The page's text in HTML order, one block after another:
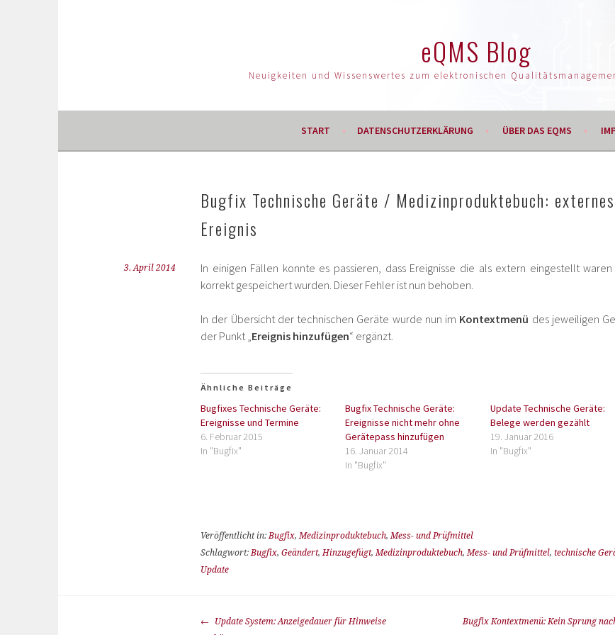
eQMS Blog
Neuigkeiten und Wissenswertes zum elektronischen
START DATENSCHUTZERKLÄRUNG ÜBER DAS EQMS
Bugfix Technische Geräte / Medizinproduktebuch: externes
Ereignis
3. April 2014
In einigen Fällen konnte es passieren, dass Ereignisse die als extern eingestellt
korrekt gespeichert wurden. Dieser Fehler ist nun behoben.
In der Übersicht der technischen Geräte wurde nun im Kontextmenü des jeweiligen
der Punkt „Ereignis hinzufügen“ ergänzt.
Ähnliche Beiträge
Bugfixes Technische Geräte:
Ereignisse und Termine
6. Februar 2015
In "Bugfix"
Bugfix Technische Geräte:
Ereignisse nicht mehr ohne
Gerätepass hinzufügen
16. Januar 2014
In "Bugfix"
Update Technische Geräte:
Belege werden gezählt
19. Januar 2016
In "Bugfix"
Veröffentlicht in:Bugfix,Medizinproduktebuch,Mess- und Prüfmittel
Schlagwort:Bugfix, Geändert,Hinzugefügt,Medizinproduktebuch,Mess- und Prüfmittel, technische
Update
Update System: Anzeigedauer für Hinweise
Bugfix Kontextmenü: Kein Sprung